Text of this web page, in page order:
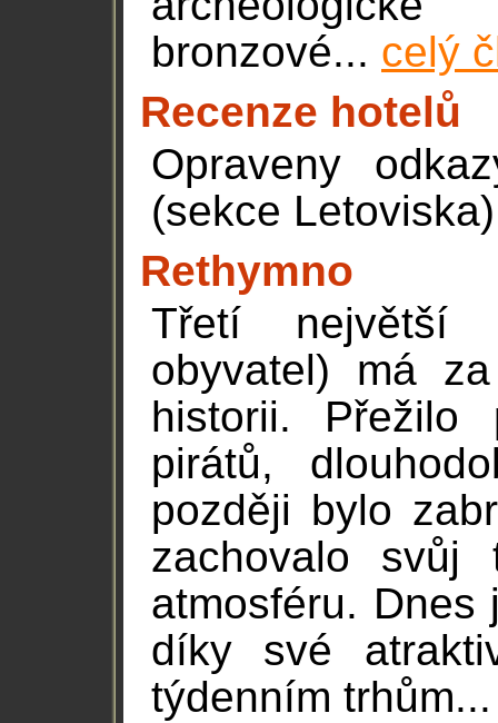
bronzové... celý
Recenze hotelů
Opraveny
(sekce
Rethymno
Třetí největší
obyvatel) má
historii. Přežilo
pirátů,
později bylo
zachovalo
atmosféru. Dnes
díky své
týdenním